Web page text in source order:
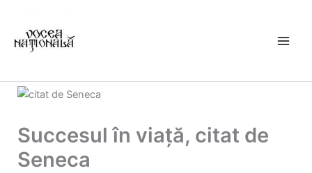
content
Succesul în viaţă, citat de
Seneca